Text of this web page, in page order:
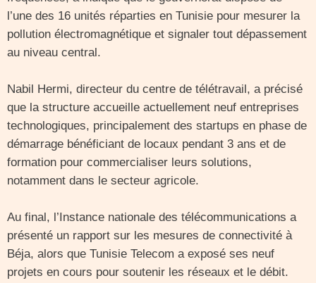
l’une des 16 unités réparties en Tunisie pour mesurer la
pollution électromagnétique et signaler tout dépassement
au niveau central.
Nabil Hermi, directeur du centre de télétravail, a précisé
que la structure accueille actuellement neuf entreprises
technologiques, principalement des startups en phase de
démarrage bénéficiant de locaux pendant 3 ans et de
formation pour commercialiser leurs solutions,
notamment dans le secteur agricole.
Au final, l’Instance nationale des télécommunications a
présenté un rapport sur les mesures de connectivité à
Béja, alors que Tunisie Telecom a exposé ses neuf
projets en cours pour soutenir les réseaux et le débit.